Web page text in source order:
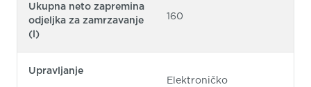
Ukupna neto zapremina
odjeljka za zamrzavanje
(l)
160
Upravljanje
Elektroničko